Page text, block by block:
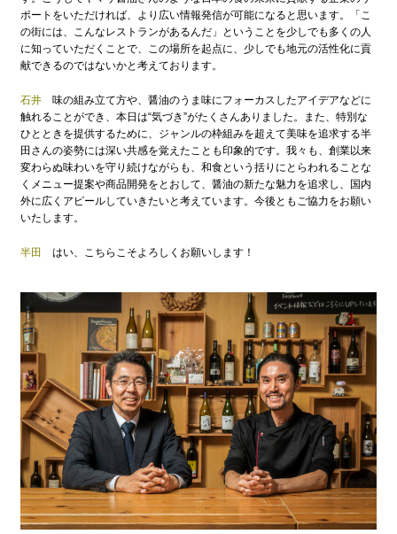
ポートをいただければ、より広い情報発信が可能になると思います。「こ
の街には、こんなレストランがあるんだ」ということを少しでも多くの人
に知っていただくことで、この場所を起点に、少しでも地元の活性化に貢
献できるのではないかと考えております。
石井味の組み立て方や、醤油のうま味にフォーカスしたアイデアなどに
触れることができ、本日は“気づき”がたくさんありました。また、特別な
ひとときを提供するために、ジャンルの枠組みを超えて美味を追求する半
田さんの姿勢には深い共感を覚えたことも印象的です。我々も、創業以来
変わらぬ味わいを守り続けながらも、和食という括りにとらわれることな
くメニュー提案や商品開発をとおして、醤油の新たな魅力を追求し、国内
外に広くアピールしていきたいと考えています。今後ともご協力をお願い
いたします。
半田 はい、こちらこそよろしくお願いします！